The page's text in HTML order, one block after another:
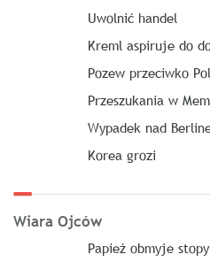
Uwolnić handel
Kreml aspiruje do
Pozew przeciwko
Przeszukania w
Wypadek nad
Korea grozi
Wiara Ojców
Papież obmyje